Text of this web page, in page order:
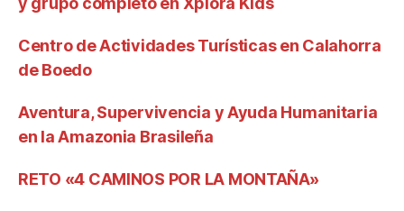
Centro de Actividades Turísticas en Calahorra
de Boedo
Aventura, Supervivencia y Ayuda Humanitaria
en la Amazonia Brasileña
RETO «4 CAMINOS POR LA MONTAÑA»